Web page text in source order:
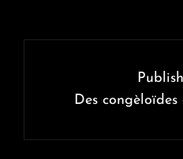
l’article
Des